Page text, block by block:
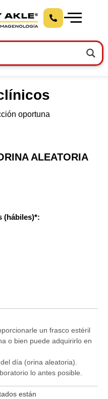
oportuna
ALEATORIA
(hábiles)*:
un frasco estéril
o bien puede adquirirlo en
día (orina aleatoria).
lo antes posible.
están